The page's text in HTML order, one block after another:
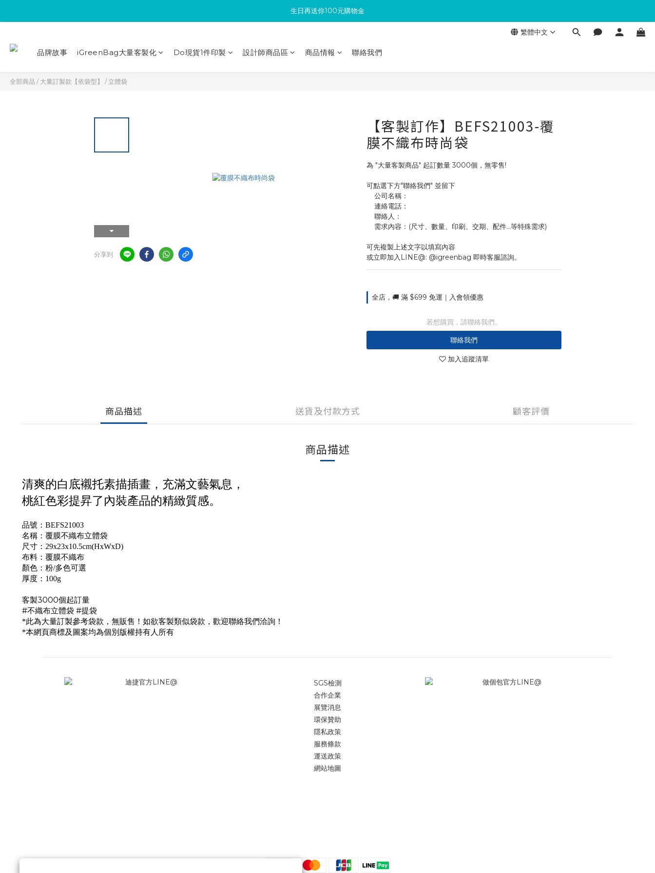
滿300回饋10%購物金
生日再送你100元購物金
滿300回饋10%購物金
繁體中文
品牌故事 iGreenBag大量客製化 Do現貨1件印製 設計師商品區 商品情報 聯絡我們
全部商品 /大量訂製款【依袋型】 /立體袋
分享到
【客製訂作】BEFS21003-覆
膜不織布時尚袋
為 "大量客製商品" 起訂數量 3000個，無零售!
可點選下方"聯絡我們" 並留下
    公司名稱：
    連絡電話：
    聯絡人：
    需求內容：(尺寸、數量、印刷、交期、配件...等特殊需求)
可先複製上述文字以填寫內容
或立即加入LINE@: @igreenbag 即時客服諮詢。
全店，🚚 滿 $699 免運｜入會領優惠
若想購買，請聯絡我們。
聯絡我們
加入追蹤清單
商品描述 送貨及付款方式 顧客評價
商品描述
清爽的白底襯托素描插畫，充滿文藝氣息，
桃紅色彩提昇了內裝產品的精緻質感。
品號：BEFS21003
名稱：覆膜不織布立體袋
尺寸：29x23x10.5cm(HxWxD)
布料：覆膜不織布
顏色：粉/多色可選
厚度：100g
客製3000個起訂量
#不織布立體袋 #提袋
*此為大量訂製參考袋款，無販售！如欲客製類似袋款，歡迎聯絡我們洽詢！
*本網頁商標及圖案均為個別版權持有人所有
SGS檢測
合作企業
展覽消息
環保贊助
隱私政策
服務條款
運送政策
網站地圖